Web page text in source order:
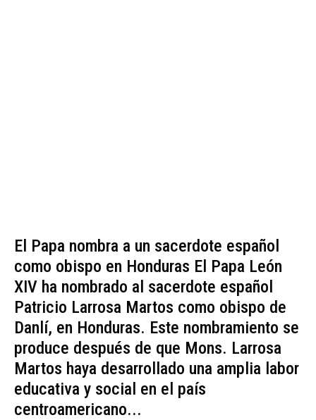
El Papa nombra a un sacerdote español
como obispo en Honduras El Papa León
XIV ha nombrado al sacerdote español
Patricio Larrosa Martos como obispo de
Danlí, en Honduras. Este nombramiento se
produce después de que Mons. Larrosa
Martos haya desarrollado una amplia labor
educativa y social en el país
centroamericano...